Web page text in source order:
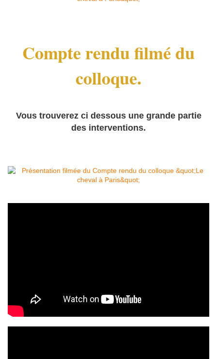
Compte rendu filmé du
colloque.
Vous trouverez ci dessous une grande partie
des interventions.